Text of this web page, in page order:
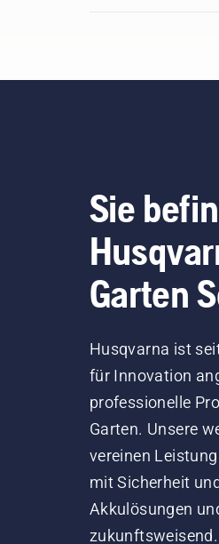
Sie
Garten
Husqvarna ist
für Innovation
professionelle
Garten. Unsere
vereinen
mit Sicherheit
Akkulösungen
zukunftsweisend.